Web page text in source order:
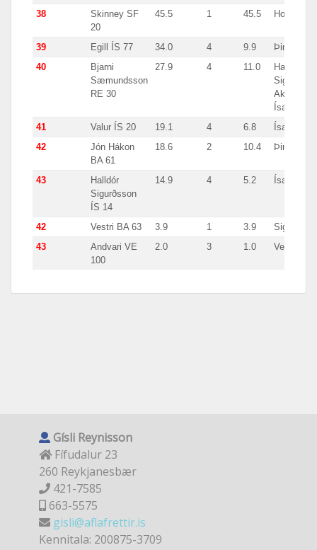
38
Skinney SF
20
45.5 1 45.5
39 Egill ÍS 77 34.0 4 9.9
Þingeyri
40
Bjarni
Sæmundsson
RE 30
27.9 4 11.0
Akureyri,
Ísafjörður
41
Valur ÍS 20 19.1 4 6.8
Ísafjörður
42
Jón Hákon
BA 61
18.6 2 10.4 Þingeyri
43
Halldór
Sigurðsson
ÍS 14
14.9 4 5.2 Ísafjörður
42 Vestri BA 63 3.9 1 3.9
43
Andvari VE
100
2.0 3 1.0
Gísli Reynisson
Fífudalur 23
260 Reykjanesbær
421-7585
663-5575
gisli@aflafrettir.is
Kennitala: 200875-3709